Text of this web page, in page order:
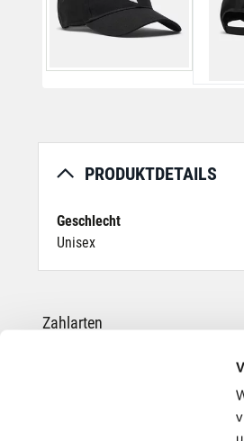
PRODUKTDETAILS
Geschlecht
Unisex
Zahlarten
*Die durchgestrichenen Preise